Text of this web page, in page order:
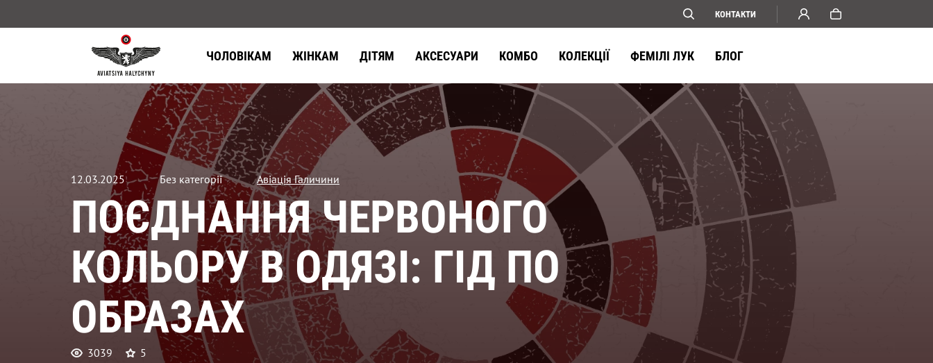
КОНТАКТИ
ЧОЛОВІКАМ ЖІНКАМ ДІТЯМ АКСЕСУАРИ КОМБО КОЛЕКЦІЇ ФЕМІЛІ ЛУК БЛОГ
12.03.2025 Без категорії Авіація Галичини
ПОЄДНАННЯ ЧЕРВОНОГО
КОЛЬОРУ В ОДЯЗІ: ГІД ПО
ОБРАЗАХ
3039 5